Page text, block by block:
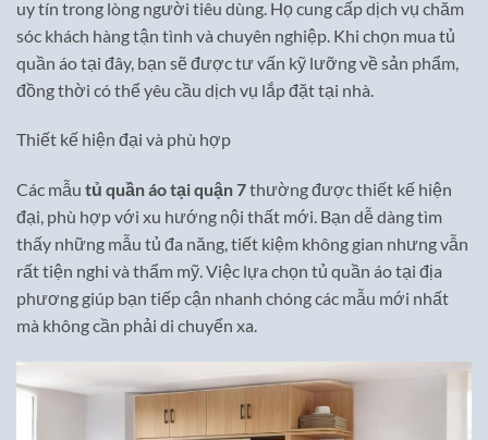
uy tín trong lòng người tiêu dùng. Họ cung cấp dịch vụ chăm
sóc khách hàng tận tình và chuyên nghiệp. Khi chọn mua tủ
quần áo tại đây, bạn sẽ được tư vấn kỹ lưỡng về sản phẩm,
đồng thời có thể yêu cầu dịch vụ lắp đặt tại nhà.
Thiết kế hiện đại và phù hợp
Các mẫu tủ quần áo tại quận 7thường được thiết kế hiện
đại, phù hợp với xu hướng nội thất mới. Bạn dễ dàng tìm
thấy những mẫu tủ đa năng, tiết kiệm không gian nhưng vẫn
rất tiện nghi và thẩm mỹ. Việc lựa chọn tủ quần áo tại địa
phương giúp bạn tiếp cận nhanh chóng các mẫu mới nhất
mà không cần phải di chuyển xa.